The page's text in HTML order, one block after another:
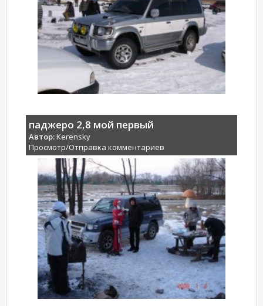
паджеро 2,8 мой первый
Автор:Kerensky
Просмотр/Отправка комментариев